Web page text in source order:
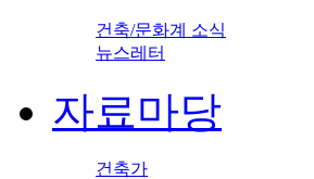
건축/문화계 소식
뉴스레터
자료마당
건축가